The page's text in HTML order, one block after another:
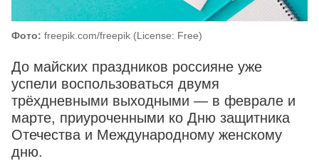
Фото: freepik.com/freepik (License: Free)
До майских праздников россияне уже
успели воспользоваться двумя
трёхдневными выходными — в феврале и
марте, приуроченными ко Дню защитника
Отечества и Международному женскому
дню.